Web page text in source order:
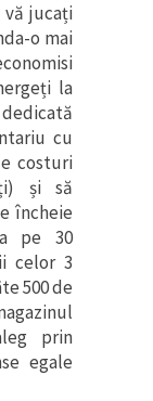
jucați
o mai
la
cu
costuri
și să
încheie
pe 30
celor 3
500 de
prin
egale